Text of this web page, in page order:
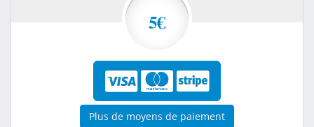
5€
Plus de moyens de paiement